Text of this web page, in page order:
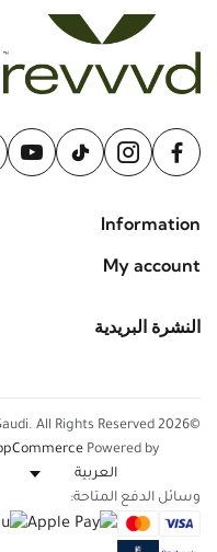
My account
النشرة البريدية
Powered by
وسائل الدفع المتاحة: